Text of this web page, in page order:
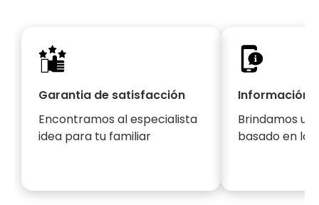
Garantia de satisfacción
Encontramos al especialista
idea para tu familiar
Información
Brindamos un
basado en la